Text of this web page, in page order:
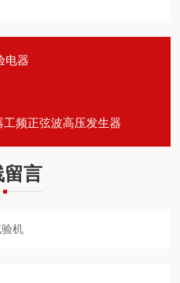
电器
频正弦波高压发生器
留言